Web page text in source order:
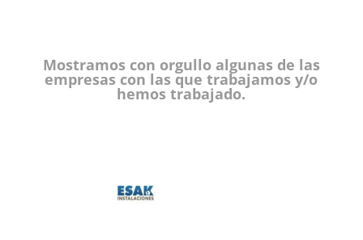
Mostramos con orgullo algunas de las
empresas con las que trabajamos y/o
hemos trabajado.